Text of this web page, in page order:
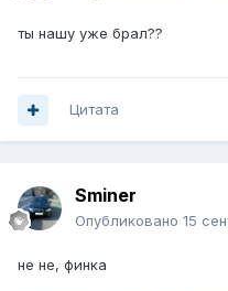
ты нашу уже брал??
Цитата
Sminer
Опубликовано 15
не не, финка